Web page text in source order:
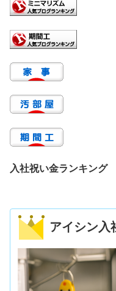
入社祝い金ランキング
アイシン入